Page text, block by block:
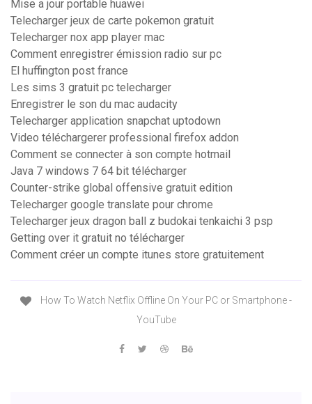
Mise a jour portable huawei
Telecharger jeux de carte pokemon gratuit
Telecharger nox app player mac
Comment enregistrer émission radio sur pc
El huffington post france
Les sims 3 gratuit pc telecharger
Enregistrer le son du mac audacity
Telecharger application snapchat uptodown
Video téléchargerer professional firefox addon
Comment se connecter à son compte hotmail
Java 7 windows 7 64 bit télécharger
Counter-strike global offensive gratuit edition
Telecharger google translate pour chrome
Telecharger jeux dragon ball z budokai tenkaichi 3 psp
Getting over it gratuit no télécharger
Comment créer un compte itunes store gratuitement
How To Watch Netflix Offline On Your PC or Smartphone -
YouTube